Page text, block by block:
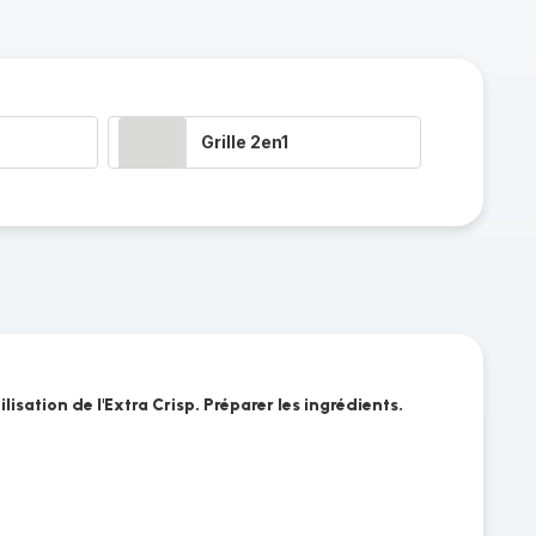
Grille 2en1
de l'Extra Crisp. Préparer les ingrédients.